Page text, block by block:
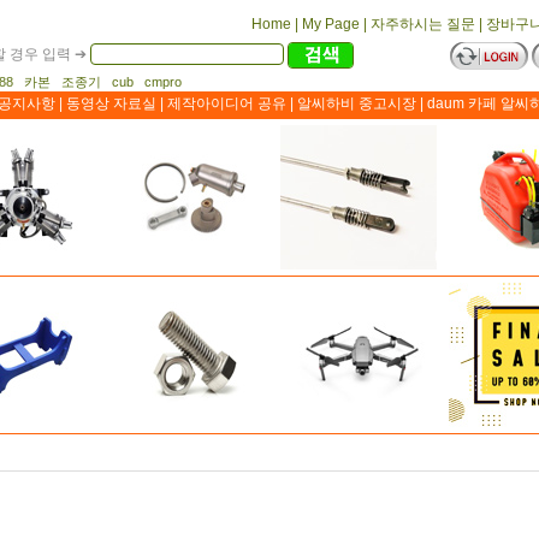
Home My Page 자주하시는 질문
장바구
경우 입력 ➔
카본 조종기 cub cmpro
공지사항 동영상 자료실 제작아이디어 공유 알씨하비 중고시장 daum 카페 알씨